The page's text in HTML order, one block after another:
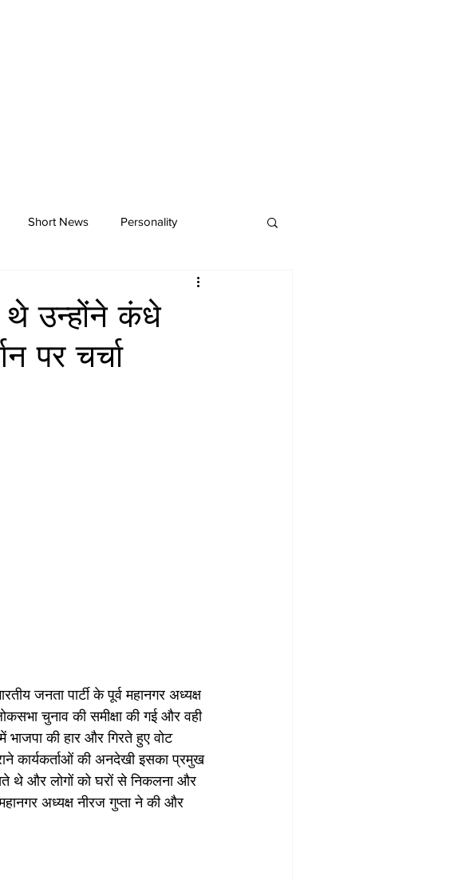
Short News Personality
उन्होंने कंधे
पर चर्चा
जनता पार्टी के पूर्व महानगर अध्यक्ष
चुनाव की समीक्षा की गई और वही
की हार और गिरते हुए वोट
कार्यकर्ताओं की अनदेखी इसका प्रमुख
थे और लोगों को घरों से निकलना और
अध्यक्ष नीरज गुप्ता ने की और